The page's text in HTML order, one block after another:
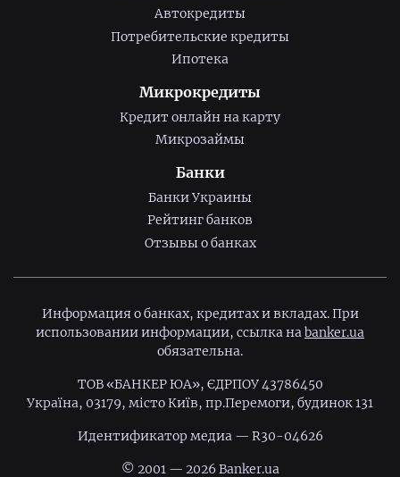
Автокредиты
Потребительские кредиты
Ипотека
Микрокредиты
Кредит онлайн на карту
Микрозаймы
Банки
Банки Украины
Рейтинг банков
Отзывы о банках
Информация о банках, кредитах и вкладах. При
использовании информации, ссылка наbanker.ua
обязательна.
ТОВ «БАНКЕР ЮА», ЄДРПОУ 43786450
Україна, 03179, місто Київ, пр.Перемоги, будинок 131
Идентификатор медиа — R30-04626
© 2001 — 2026 Banker.ua